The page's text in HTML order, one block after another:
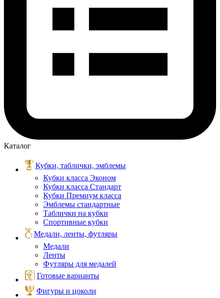
Каталог
Кубки, таблички, эмблемы
Кубки класса Эконом
Кубки класса Стандарт
Кубки Премиум класса
Эмблемы стандартные
Таблички на кубки
Спортивные кубки
Медали, ленты, футляры
Медали
Ленты
Футляры для медалей
Готовые варианты
Фигуры и цоколи